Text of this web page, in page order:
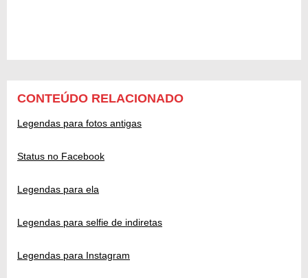
CONTEÚDO RELACIONADO
Legendas para fotos antigas
Status no Facebook
Legendas para ela
Legendas para selfie de indiretas
Legendas para Instagram